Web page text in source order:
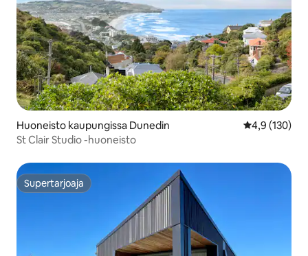
Huoneisto kaupungissa Dunedin
4,9 (130)
St Clair Studio -huoneisto
Supertarjoaja
Supertarjoaja